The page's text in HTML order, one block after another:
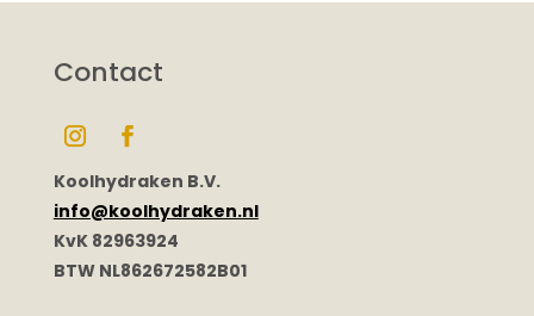
Contact
Koolhydraken B.V.
info@koolhydraken.nl
KvK 82963924
BTW NL862672582B01